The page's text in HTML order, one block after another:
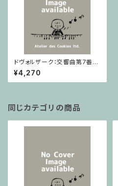
ドヴォルザーク：交響曲第7番
ニ短調 Op.70 / ミニチュアス
コア
¥4,270
同じカテゴリの商品